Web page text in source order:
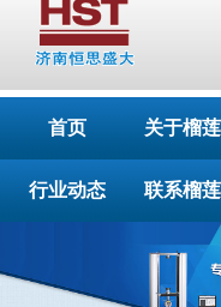
首页 关于榴
APP下
行业动态 联系榴
APP下载